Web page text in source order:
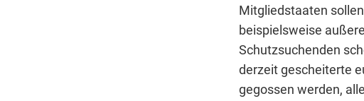
Mitgliedstaaten sollen
beispielsweise
Schutzsuchenden
derzeit gescheiterte
gegossen werden,